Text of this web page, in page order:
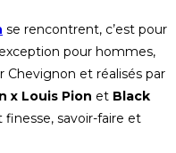
se rencontrent, c’est pour
pour hommes,
Chevignon et réalisés par
x Louis Pion et Black
finesse, savoir-faire et